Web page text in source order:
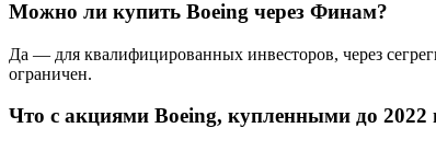
Можно ли купить Boeing через Финам?
Да — для квалифицированных инвесторов, через
ограничен.
Что с акциями Boeing, купленными до 2022